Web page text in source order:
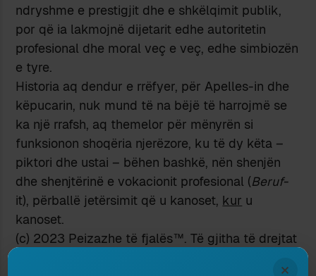
ndryshme e prestigjit dhe e shkëlqimit publik,
por që ia lakmojnë dijetarit edhe autoritetin
profesional dhe moral veç e veç, edhe simbiozën
e tyre.
Historia aq dendur e rrëfyer, për Apelles-in dhe
këpucarin, nuk mund të na bëjë të harrojmë se
ka një rrafsh, aq themelor për mënyrën si
funksionon shoqëria njerëzore, ku të dy këta –
piktori dhe ustai – bëhen bashkë, nën shenjën
dhe shenjtërinë e vokacionit profesional (Beruf-
it), përballë jetërsimit që u kanoset, kur u
kanoset.
(c) 2023 Peizazhe të fjalës™. Të gjitha të drejtat
×